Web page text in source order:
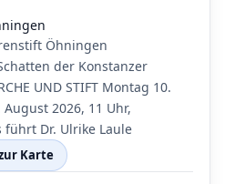
Öhningen
der Konstanzer
UND STIFT Montag 10.
2026, 11 Uhr,
führt Dr. Ulrike Laule
Karte